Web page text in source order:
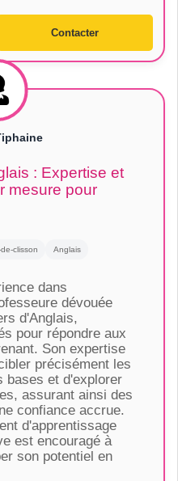
Contacter
: Expertise et
mesure pour
clisson Anglais
dans
dévouée
d'Anglais,
pour répondre aux
Son expertise
précisément les
bases et d'explorer
assurant ainsi des
confiance accrue.
d'apprentissage
est encouragé à
son potentiel en